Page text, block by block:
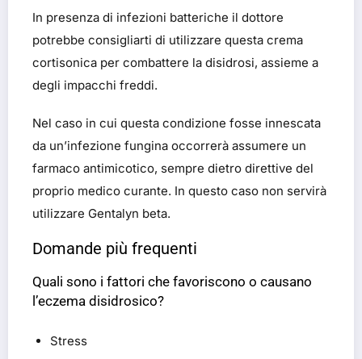
In presenza di infezioni batteriche il dottore
potrebbe consigliarti di utilizzare questa crema
cortisonica per combattere la disidrosi, assieme a
degli impacchi freddi.
Nel caso in cui questa condizione fosse innescata
da un’infezione fungina occorrerà assumere un
farmaco antimicotico, sempre dietro direttive del
proprio medico curante. In questo caso non servirà
utilizzare Gentalyn beta.
Domande più frequenti
Quali sono i fattori che favoriscono o causano
l’eczema disidrosico?
Stress